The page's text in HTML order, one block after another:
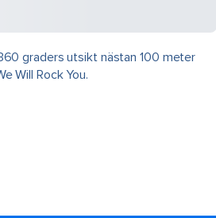
graders utsikt nästan 100 meter
Will Rock You.